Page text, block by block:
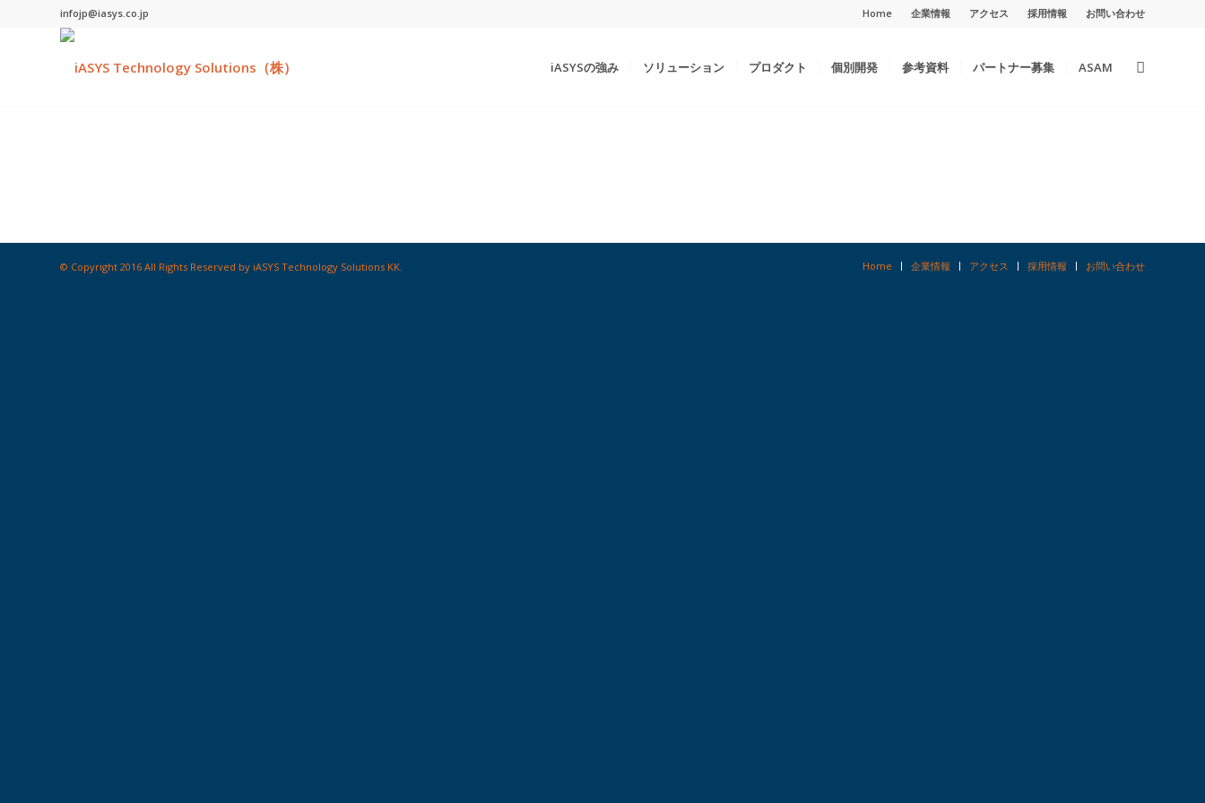
Home 企業情報 アクセス 採用情報 お問い合わせ
infojp@iasys.co.jp
iASYSの強み ソリューション プロダクト 個別開発 参考資料 パートナー募集 ASAM
© Copyright 2016 All Rights Reserved by iASYS Technology Solutions KK. Home 企業情報 アクセス 採用情報 お問い合わせ